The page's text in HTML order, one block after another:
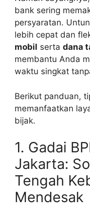
bank sering
persyaratan.
lebih cepat dan
mobil serta dana
membantu Anda
waktu singkat
Berikut panduan,
memanfaatkan
bijak.
1. Gadai
Jakarta:
Tengah
Mendesak